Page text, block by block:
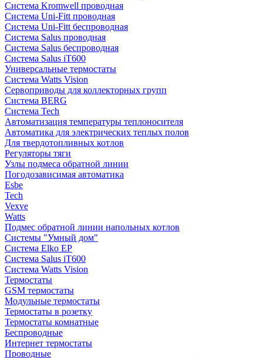
Система Kromwell проводная
Система Uni-Fitt проводная
Система Uni-Fitt беспроводная
Система Salus проводная
Система Salus беспроводная
Система Salus iT600
Универсальные термостаты
Система Watts Vision
Сервоприводы для коллекторных групп
Система BERG
Система Tech
Автоматизация температуры теплоносителя
Автоматика для электрических теплых полов
Для твердотопливных котлов
Регуляторы тяги
Узлы подмеса обратной линии
Погодозависимая автоматика
Esbe
Tech
Vexve
Watts
Подмес обратной линии напольных котлов
Системы "Умный дом"
Система Elko EP
Система Salus iT600
Система Watts Vision
Термостаты
GSM термостаты
Модульные термостаты
Термостаты в розетку
Термостаты комнатные
Беспроводные
Интернет термостаты
Проводные